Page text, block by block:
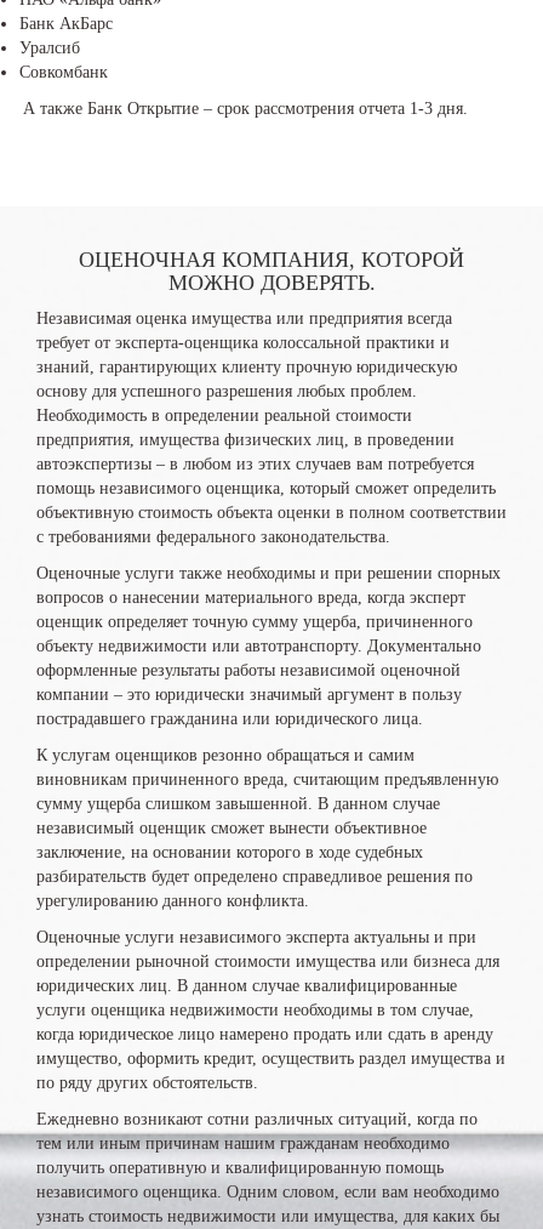
Банк АкБарс
Уралсиб
Совкомбанк
А также Банк Открытие – срок рассмотрения отчета 1-3 дня.
ОЦЕНОЧНАЯ КОМПАНИЯ, КОТОРОЙ
МОЖНО ДОВЕРЯТЬ.
Независимая оценка имущества или предприятия всегда
требует от эксперта-оценщика колоссальной практики и
знаний, гарантирующих клиенту прочную юридическую
основу для успешного разрешения любых проблем.
Необходимость в определении реальной стоимости
предприятия, имущества физических лиц, в проведении
автоэкспертизы – в любом из этих случаев вам потребуется
помощь независимого оценщика, который сможет определить
объективную стоимость объекта оценки в полном соответствии
с требованиями федерального законодательства.
Оценочные услуги также необходимы и при решении спорных
вопросов о нанесении материального вреда, когда эксперт
оценщик определяет точную сумму ущерба, причиненного
объекту недвижимости или автотранспорту. Документально
оформленные результаты работы независимой оценочной
компании – это юридически значимый аргумент в пользу
пострадавшего гражданина или юридического лица.
К услугам оценщиков резонно обращаться и самим
виновникам причиненного вреда, считающим предъявленную
сумму ущерба слишком завышенной. В данном случае
независимый оценщик сможет вынести объективное
заключение, на основании которого в ходе судебных
разбирательств будет определено справедливое решения по
урегулированию данного конфликта.
Оценочные услуги независимого эксперта актуальны и при
определении рыночной стоимости имущества или бизнеса для
юридических лиц. В данном случае квалифицированные
услуги оценщика недвижимости необходимы в том случае,
когда юридическое лицо намерено продать или сдать в аренду
имущество, оформить кредит, осуществить раздел имущества и
по ряду других обстоятельств.
Ежедневно возникают сотни различных ситуаций, когда по
тем или иным причинам нашим гражданам необходимо
получить оперативную и квалифицированную помощь
независимого оценщика. Одним словом, если вам необходимо
узнать стоимость недвижимости или имущества, для каких бы